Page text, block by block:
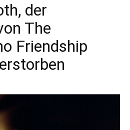
der
The
Friendship